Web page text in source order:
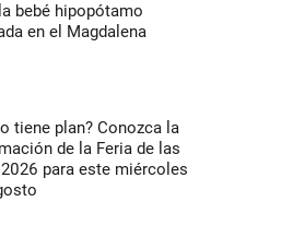
bebé hipopótamo
en el Magdalena
tiene plan? Conozca la
de la Feria de las
para este miércoles